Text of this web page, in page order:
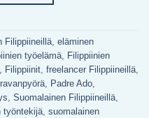
Filippiineillä, eläminen
työelämä, Filippiinien
, Filippiinit, freelancer Filippiineillä,
, Padre Ado,
, Suomalainen Filippiineillä,
työntekijä, suomalainen